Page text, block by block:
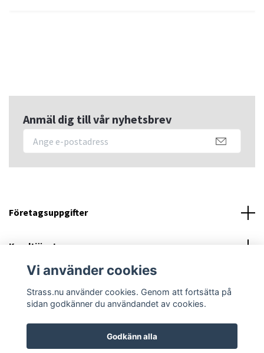
Anmäl dig till vår nyhetsbrev
Företagsuppgifter
Kundtjänst
Vi använder cookies
Strass.nu använder cookies. Genom att fortsätta på
sidan godkänner du användandet av cookies.
Godkänn alla